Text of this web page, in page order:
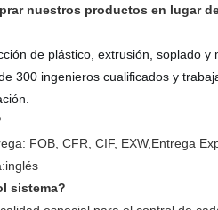
nuestros productos en lugar
de plástico, extrusión, soplado
300 ingenieros cualificados y
FOB, CFR, CIF, EXW,Entrega
sistema?